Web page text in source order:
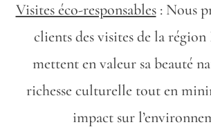
Visites éco-responsables: Nous
clients des visites de la région
mettent en valeur sa beauté
richesse culturelle tout en
impact sur